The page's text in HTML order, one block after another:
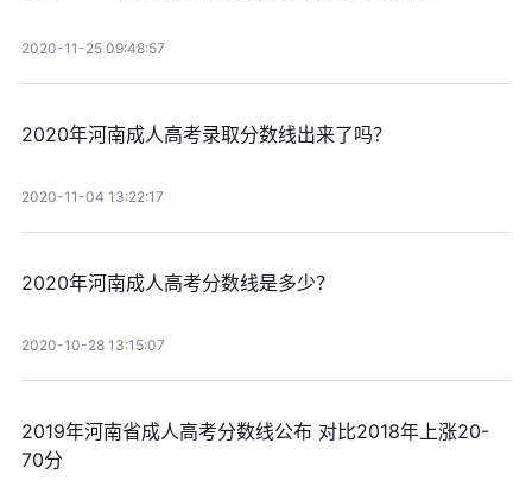
2020-11-25 09:48:57
2020年河南成人高考录取分数线出来了吗？
2020-11-04 13:22:17
2020年河南成人高考分数线是多少？
2020-10-28 13:15:07
2019年河南省成人高考分数线公布 对比2018年上涨20-
70分